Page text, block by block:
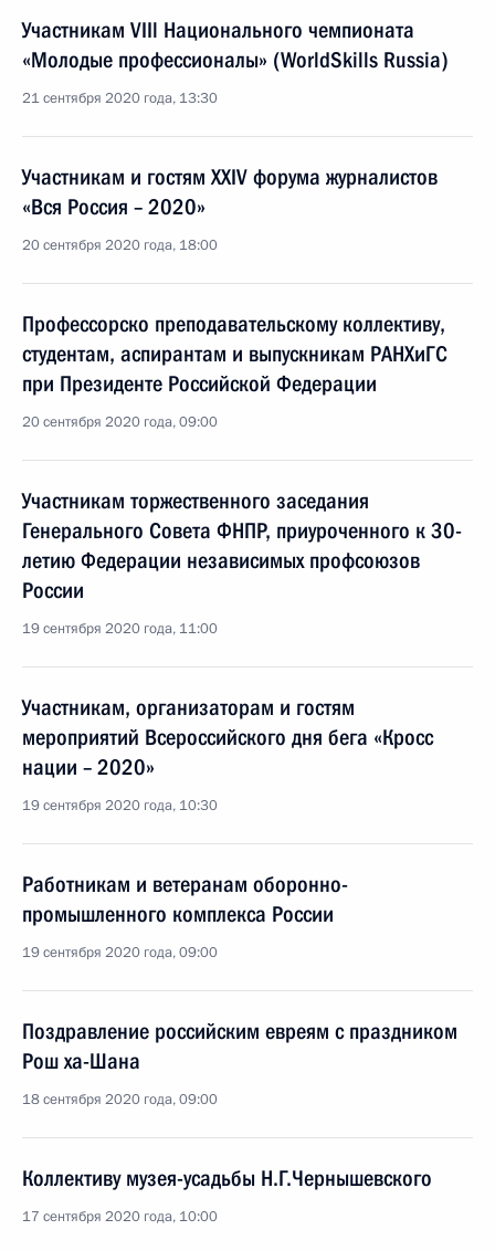
Участникам VIIl Национального чемпионата
«Молодые профессионалы» (WorldSkills Russia)
21 сентября 2020 года, 13:30
Участникам и гостям XXIV форума журналистов
«Вся Россия – 2020»
20 сентября 2020 года, 18:00
Профессорско преподавательскому коллективу,
студентам, аспирантам и выпускникам РАНХиГС
при Президенте Российской Федерации
20 сентября 2020 года, 09:00
Участникам торжественного заседания
Генерального Совета ФНПР, приуроченного к 30-
летию Федерации независимых профсоюзов
России
19 сентября 2020 года, 11:00
Участникам, организаторам и гостям
мероприятий Всероссийского дня бега «Кросс
нации – 2020»
19 сентября 2020 года, 10:30
Работникам и ветеранам оборонно-
промышленного комплекса России
19 сентября 2020 года, 09:00
Поздравление российским евреям с праздником
Рош ха-Шана
18 сентября 2020 года, 09:00
Коллективу музея-усадьбы Н.Г.Чернышевского
17 сентября 2020 года, 10:00